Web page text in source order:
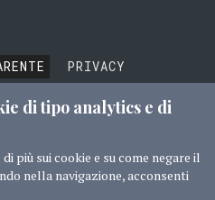
PRIVACY
RISERVATI CREDITI
di tipo analytics e di
più sui cookie e su come negare il
nella navigazione, acconsenti